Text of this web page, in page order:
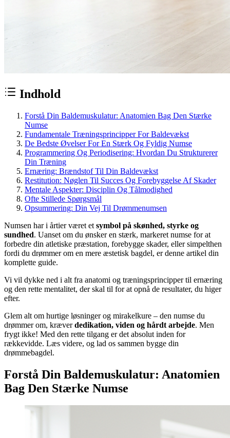
Indhold
Forstå Din Baldemuskulatur: Anatomien Bag Den Stærke
Numse
Fundamentale Træningsprincipper For Baldevækst
De Bedste Øvelser For En Stærk Og Fyldig Numse
Programmering Og Periodisering: Hvordan Du Strukturerer
Din Træning
Ernæring: Brændstof Til Din Baldevækst
Restitution: Nøglen Til Succes Og Forebyggelse Af Skader
Mentale Aspekter: Disciplin Og Tålmodighed
Ofte Stillede Spørgsmål
Opsummering: Din Vej Til Drømmenumsen
Numsen har i årtier været et symbol på skønhed, styrke og
sundhed. Uanset om du ønsker en stærk, markeret numse for at
forbedre din atletiske præstation, forebygge skader, eller simpelthen
fordi du drømmer om en mere æstetisk bagdel, er denne artikel din
komplette guide.
Vi vil dykke ned i alt fra anatomi og træningsprincipper til ernæring
og den rette mentalitet, der skal til for at opnå de resultater, du higer
efter.
Glem alt om hurtige løsninger og mirakelkure – den numse du
drømmer om, kræverdedikation, viden og hårdt arbejde. Men
frygt ikke! Med den rette tilgang er det absolut inden for
rækkevidde. Læs videre, og lad os sammen bygge din
drømmebagdel.
Forstå Din Baldemuskulatur: Anatomien
Bag Den Stærke Numse